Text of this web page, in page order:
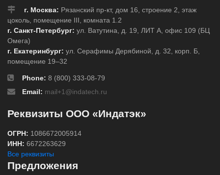
г. Москва: Рязанский пр-кт, дом 16, строение 2, этаж
цоколь, помещение III, комната 1.2
г. Санкт-Петербург: ул. Ватутина, д. 19, ЛИТ А, офис 109 (БЦ
Омега)
г. Екатеринбург: ул. Серафимы Дерябиной, д. 32, корп. Б,
помещение 19–32
Phone: 8 (800) 333-08-79
Email: mail+1@indatech.ru
Реквизиты ООО «Индатэк»
ОГРН: 1086672005914
ИНН: 6672263629
Все реквизиты
Предложения